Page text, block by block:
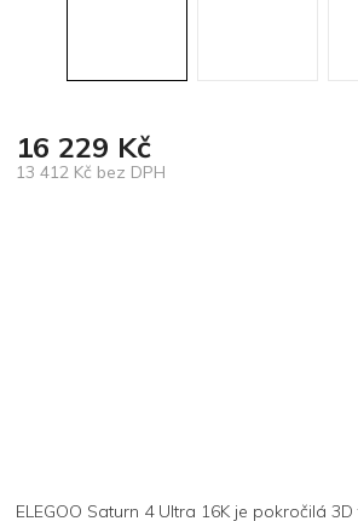
16 229 Kč
13 412 Kč bez DPH
ELEGOO Saturn 4 Ultra 16K je pokročilá